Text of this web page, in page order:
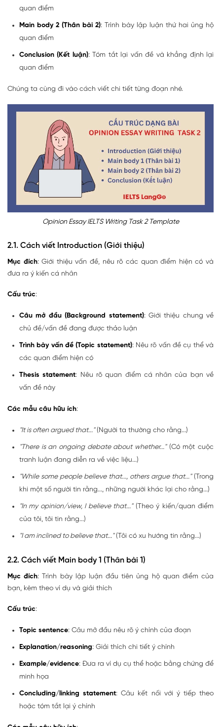
quan điểm
Main body 2 (Thân bài 2): Trình bày lập luận thứ hai ủng hộ
quan điểm
Conclusion (Kết luận): Tóm tắt lại vấn đề và khẳng định lại
quan điểm
Chúng ta cùng đi vào cách viết chi tiết từng đoạn nhé.
Opinion Essay IELTS Writing Task 2 Template
2.1. Cách viết Introduction (Giới thiệu)
Mục đích: Giới thiệu vấn đề, nêu rõ các quan điểm hiện có và
đưa ra ý kiến cá nhân
Cấu trúc:
Câu mở đầu (Background statement): Giới thiệu chung về
chủ đề/vấn đề đang được thảo luận
Trình bày vấn đề (Topic statement): Nêu rõ vấn đề cụ thể và
các quan điểm hiện có
Thesis statement: Nêu rõ quan điểm cá nhân của bạn về
vấn đề này
Các mẫu câu hữu ích:
"It is often argued that..."(Người ta thường cho rằng...)
"There is an ongoing debate about whether..."(Có một cuộc
tranh luận đang diễn ra về việc liệu...)
"While some people believe that..., others argue that..."(Trong
khi một số người tin rằng..., những người khác lại cho rằng...)
"In my opinion/view, I believe that..."(Theo ý kiến/quan điểm
của tôi, tôi tin rằng...)
"I am inclined to believe that..."(Tôi có xu hướng tin rằng...)
2.2. Cách viết Main body 1 (Thân bài 1)
Mục đích: Trình bày lập luận đầu tiên ủng hộ quan điểm của
bạn, kèm theo ví dụ và giải thích
Cấu trúc:
Topic sentence: Câu mở đầu nêu rõ ý chính của đoạn
Explanation/reasoning: Giải thích chi tiết ý chính
Example/evidence: Đưa ra ví dụ cụ thể hoặc bằng chứng để
minh họa
Concluding/linking statement: Câu kết nối với ý tiếp theo
hoặc tóm tắt lại ý chính